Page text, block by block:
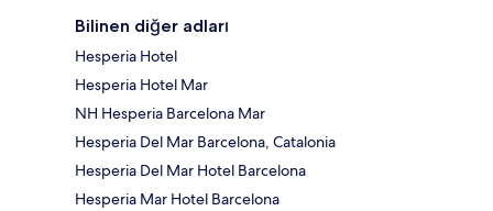
Bilinen diğer adları
Hesperia Hotel
Hesperia Hotel Mar
NH Hesperia Barcelona Mar
Hesperia Del Mar Barcelona, Catalonia
Hesperia Del Mar Hotel Barcelona
Hesperia Mar Hotel Barcelona